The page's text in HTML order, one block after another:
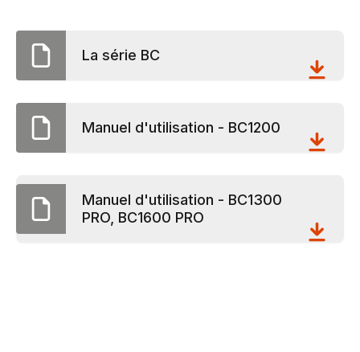
La série BC
Manuel d'utilisation - BC1200
Manuel d'utilisation - BC1300
PRO, BC1600 PRO